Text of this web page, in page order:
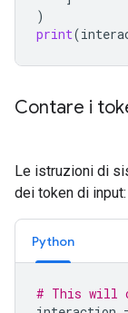
)
print(
Contare i
Le istruzioni di
dei token di input:
Python
# This will